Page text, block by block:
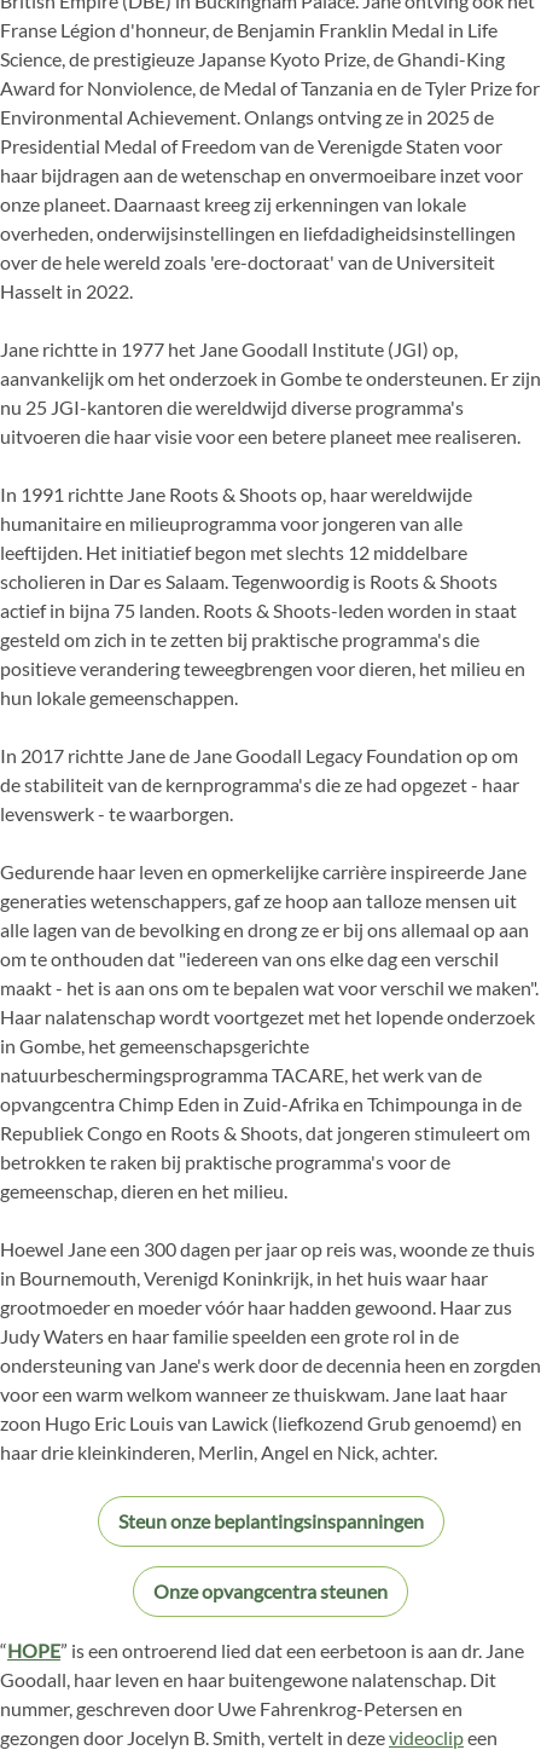
Franse Légion d'honneur, de Benjamin Franklin Medal in Life
Science, de prestigieuze Japanse Kyoto Prize, de Ghandi-King
Award for Nonviolence, de Medal of Tanzania en de Tyler Prize for
Environmental Achievement. Onlangs ontving ze in 2025 de
Presidential Medal of Freedom van de Verenigde Staten voor
haar bijdragen aan de wetenschap en onvermoeibare inzet voor
onze planeet. Daarnaast kreeg zij erkenningen van lokale
overheden, onderwijsinstellingen en liefdadigheidsinstellingen
over de hele wereld zoals 'ere-doctoraat' van de Universiteit
Hasselt in 2022.
Jane richtte in 1977 het Jane Goodall Institute (JGI) op,
aanvankelijk om het onderzoek in Gombe te ondersteunen. Er zijn
nu 25 JGI-kantoren die wereldwijd diverse programma's
uitvoeren die haar visie voor een betere planeet mee realiseren.
In 1991 richtte Jane Roots & Shoots op, haar wereldwijde
humanitaire en milieuprogramma voor jongeren van alle
leeftijden. Het initiatief begon met slechts 12 middelbare
scholieren in Dar es Salaam. Tegenwoordig is Roots & Shoots
actief in bijna 75 landen. Roots & Shoots-leden worden in staat
gesteld om zich in te zetten bij praktische programma's die
positieve verandering teweegbrengen voor dieren, het milieu en
hun lokale gemeenschappen.
In 2017 richtte Jane de Jane Goodall Legacy Foundation op om
de stabiliteit van de kernprogramma's die ze had opgezet - haar
levenswerk - te waarborgen.
Gedurende haar leven en opmerkelijke carrière inspireerde Jane
generaties wetenschappers, gaf ze hoop aan talloze mensen uit
alle lagen van de bevolking en drong ze er bij ons allemaal op aan
om te onthouden dat "iedereen van ons elke dag een verschil
maakt - het is aan ons om te bepalen wat voor verschil we maken".
Haar nalatenschap wordt voortgezet met het lopende onderzoek
in Gombe, het gemeenschapsgerichte
natuurbeschermingsprogramma TACARE, het werk van de
opvangcentra Chimp Eden in Zuid-Afrika en Tchimpounga in de
Republiek Congo en Roots & Shoots, dat jongeren stimuleert om
betrokken te raken bij praktische programma's voor de
gemeenschap, dieren en het milieu.
Hoewel Jane een 300 dagen per jaar op reis was, woonde ze thuis
in Bournemouth, Verenigd Koninkrijk, in het huis waar haar
grootmoeder en moeder vóór haar hadden gewoond. Haar zus
Judy Waters en haar familie speelden een grote rol in de
ondersteuning van Jane's werk door de decennia heen en zorgden
voor een warm welkom wanneer ze thuiskwam. Jane laat haar
zoon Hugo Eric Louis van Lawick (liefkozend Grub genoemd) en
haar drie kleinkinderen, Merlin, Angel en Nick, achter.
Steun onze beplantingsinspanningen
Onze opvangcentra steunen
“HOPE” is een ontroerend lied dat een eerbetoon is aan dr. Jane
Goodall, haar leven en haar buitengewone nalatenschap. Dit
nummer, geschreven door Uwe Fahrenkrog-Petersen en
gezongen door Jocelyn B. Smith, vertelt in dezevideoclipeen